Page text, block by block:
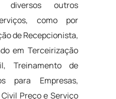
diversos outros
como por
de Recepcionista,
em Terceirização
Treinamento de
para Empresas,
Preço e Serviço